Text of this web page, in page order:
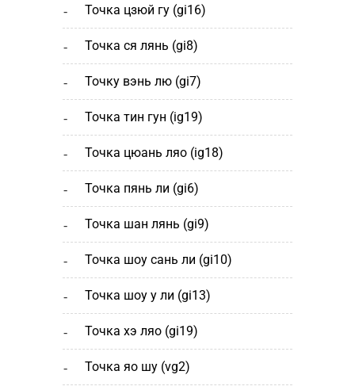
точка цзюй гу (gi16)
точка ся лянь (gi8)
точку вэнь лю (gi7)
точка тин гун (ig19)
точка цюань ляо (ig18)
точка пянь ли (gi6)
точка шан лянь (gi9)
точка шоу сань ли (gi10)
точка шоу у ли (gi13)
точка хэ ляо (gi19)
точка яо шу (vg2)